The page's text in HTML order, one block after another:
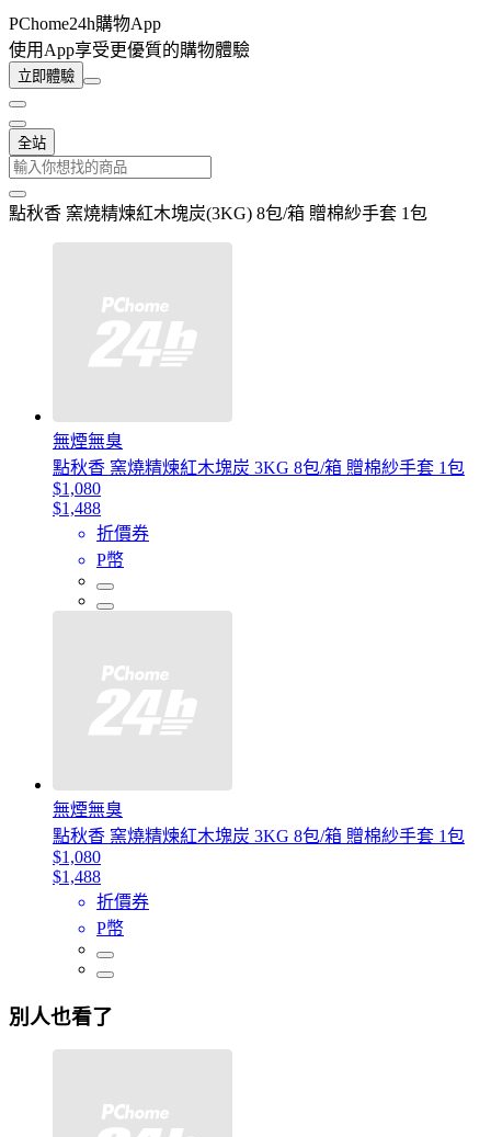
PChome24h購物App
使用App享受更優質的購物體驗
立即體驗
全站
點秋香 窯燒精煉紅木塊炭(3KG) 8包/箱 贈棉紗手套 1包
無煙無臭
點秋香 窯燒精煉紅木塊炭 3KG 8包/箱 贈棉紗手套 1包
$1,080
$1,488
折價券
P幣
無煙無臭
點秋香 窯燒精煉紅木塊炭 3KG 8包/箱 贈棉紗手套 1包
$1,080
$1,488
折價券
P幣
別人也看了